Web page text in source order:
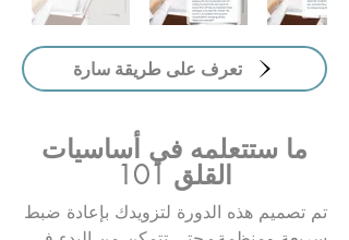
تعرف على طريقة سارة
ما ستتعلمه في أساسيات
القلق 101
تم تصميم هذه الدورة لتزويدك بإعادة ضبط